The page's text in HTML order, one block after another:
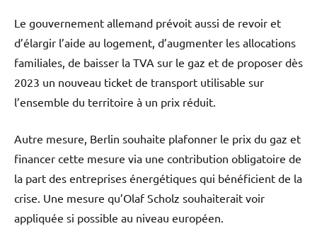
Le gouvernement allemand prévoit aussi de revoir et
d’élargir l’aide au logement, d’augmenter les allocations
familiales, de baisser la TVA sur le gaz et de proposer dès
2023 un nouveau ticket de transport utilisable sur
l’ensemble du territoire à un prix réduit.
Autre mesure, Berlin souhaite plafonner le prix du gaz et
financer cette mesure via une contribution obligatoire de
la part des entreprises énergétiques qui bénéficient de la
crise. Une mesure qu’Olaf Scholz souhaiterait voir
appliquée si possible au niveau européen.